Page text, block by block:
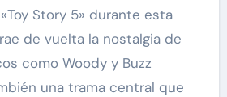
Story 5» durante esta
de vuelta la nostalgia de
como Woody y Buzz
una trama central que